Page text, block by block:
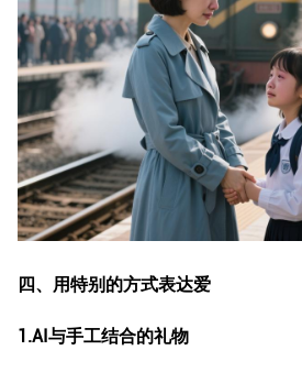
四、用特别的方式表达爱
1.AI与手工结合的礼物